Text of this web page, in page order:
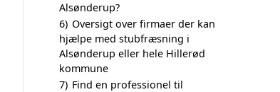
Alsønderup?
6) Oversigt over firmaer der kan
hjælpe med stubfræsning i
Alsønderup eller hele Hillerød
kommune
7) Find en professionel til